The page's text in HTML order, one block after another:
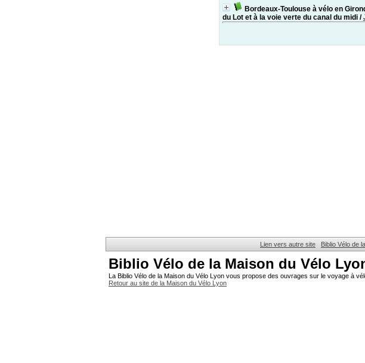
Bordeaux-Toulouse à vélo en
du Lot et à la voie verte du canal du midi /
Lien vers autre site Biblio Vélo de
Biblio Vélo de la Maison du Vélo
La Biblio Vélo de la Maison du Vélo Lyon vous propose des ouvrages sur le voyage à
Retour au site de la Maison du Vélo Lyon